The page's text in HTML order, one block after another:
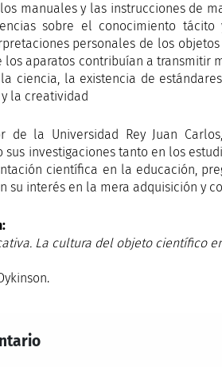
manuales y las instrucciones de
sobre el conocimiento
personales de los
los aparatos contribuían a transmitir
ciencia, la existencia de
la creatividad
de la Universidad Rey Juan
sus investigaciones tanto en los
científica en la educación,
su interés en la mera adquisición y
La cultura del objeto científico